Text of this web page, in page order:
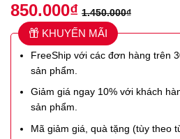
dựa trên
đánh giá
850.000₫ 1.450.000₫
KHUYẾN MÃI
FreeShip với các đơn hàng trên
sản phẩm.
Giảm giá ngay 10% với khách
sản phẩm.
Mã giảm giá, quà tặng (tùy theo